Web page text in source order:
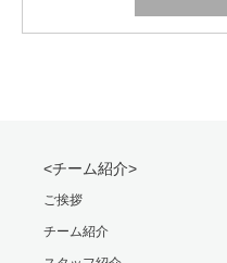
<チーム紹介>
ご挨拶
チーム紹介